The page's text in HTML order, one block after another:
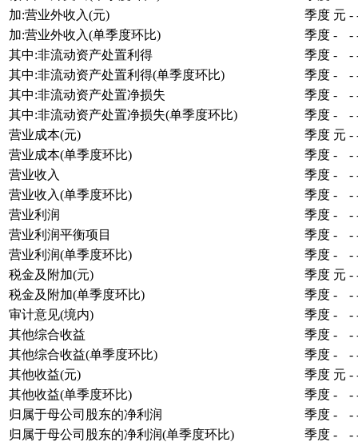
加:营业外收入(元)
季度 元 -
加:营业外收入(单季度环比)
季度 - -
其中:非流动资产处置利得
季度 - -
其中:非流动资产处置利得(单季度环比)
季度 - -
其中:非流动资产处置净损失
季度 - -
其中:非流动资产处置净损失(单季度环比)
季度 - -
营业成本(元)
季度 元 -
营业成本(单季度环比)
季度 - -
营业收入
季度 - -
营业收入(单季度环比)
季度 - -
营业利润
季度 - -
营业利润平衡项目
季度 - -
营业利润(单季度环比)
季度 - -
税金及附加(元)
季度 元 -
税金及附加(单季度环比)
季度 - -
审计意见(境内)
季度 - -
其他综合收益
季度 - -
其他综合收益(单季度环比)
季度 - -
其他收益(元)
季度 元 -
其他收益(单季度环比)
季度 - -
归属于母公司股东的净利润
季度 - -
归属于母公司股东的净利润(单季度环比)
季度 - -